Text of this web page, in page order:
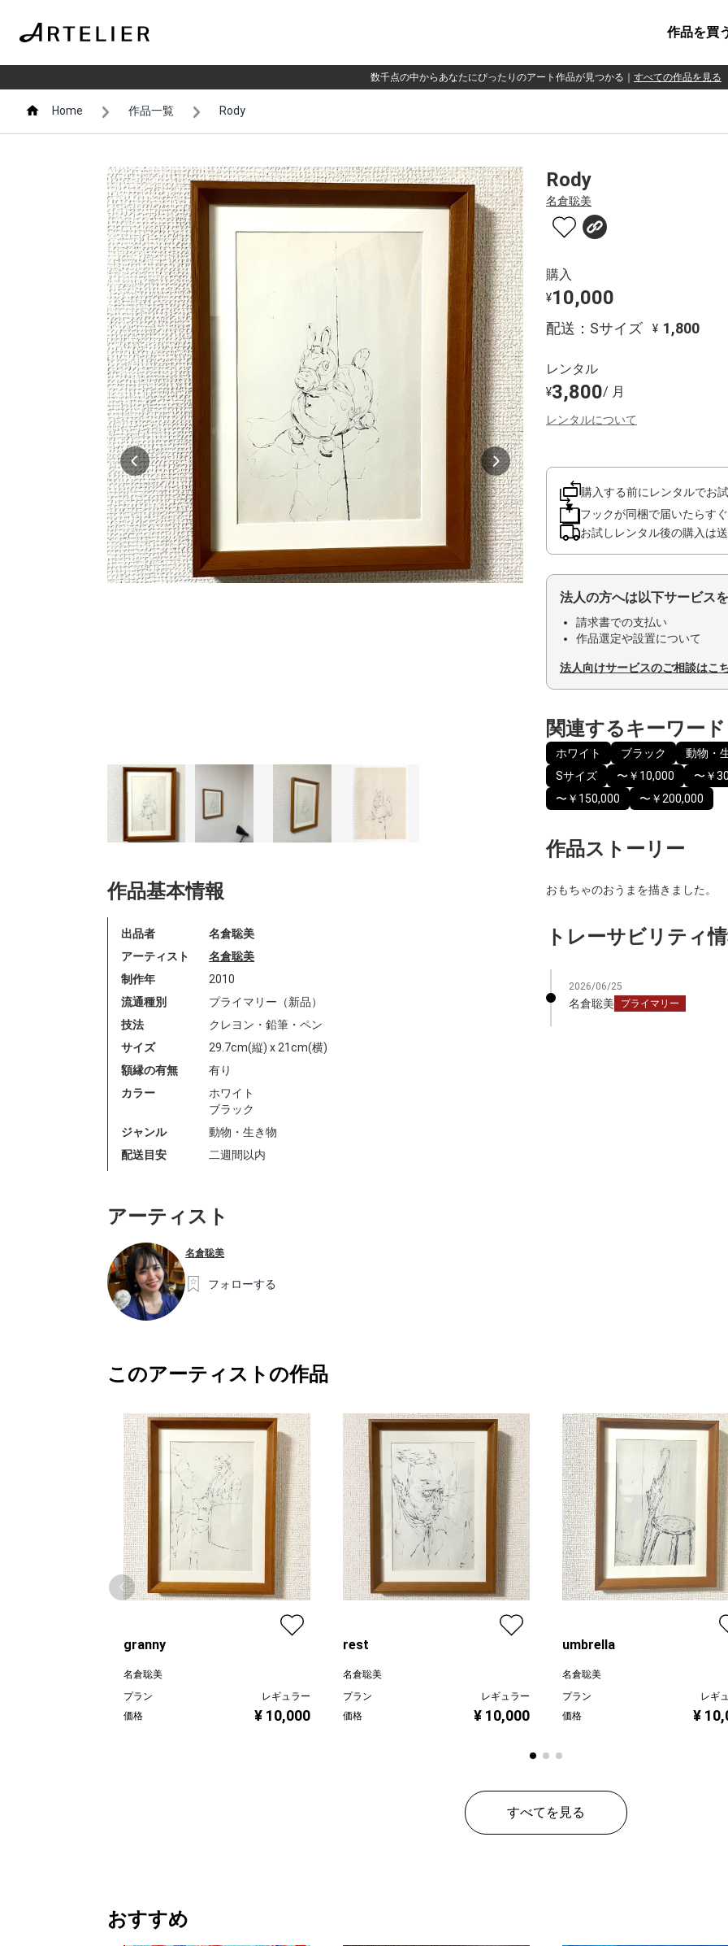
作品を買
数千点の中からあなたにぴったりのアート作品が見つかる すべての作品を見る
Home 作品一覧 Rody
作品基本情報
出品者
名倉聡美
アーティスト
名倉聡美
制作年
2010
流通種別
プライマリー（新品）
技法
クレヨン・鉛筆・ペン
サイズ
29.7cm(縦) x 21cm(横)
額縁の有無
有り
カラー
ホワイト
ブラック
ジャンル
動物・生き物
配送目安
二週間以内
アーティスト
名倉聡美
フォローする
Rody
名倉聡美
購入
¥10,000
配送：Sサイズ ¥ 1,800
レンタル
¥3,800/ 月
レンタルについて
購入する前にレンタルでお
フックが同梱で届いたらす
お試しレンタル後の購入は
法人の方へは以下サービス
請求書での支払い
作品選定や設置について
法人向けサービスのご相談はこ
関連するキーワード
ホワイト ブラック
動物・
Sサイズ
〜￥10,000
〜￥
〜￥150,000
〜￥200,000
作品ストーリー
おもちゃのおうまを描きました。
トレーサビリティ
2026/06/25
名倉聡美 プライマリー
このアーティストの作品
granny
名倉聡美
プラン
レギュラー
価格
¥ 10,000
rest
名倉聡美
プラン
レギュラー
価格
¥ 10,000
umbrella
名倉聡美
プラン
レギ
価格
¥
すべてを見る
おすすめ